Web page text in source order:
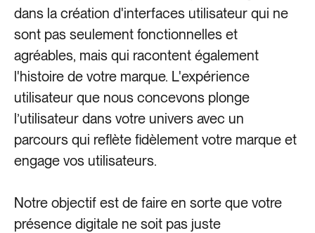
dans la création d'interfaces utilisateur qui ne
sont pas seulement fonctionnelles et
agréables, mais qui racontent également
l'histoire de votre marque. L'expérience
utilisateur que nous concevons plonge
l’utilisateur dans votre univers avec un
parcours qui reflète fidèlement votre marque et
engage vos utilisateurs.
Notre objectif est de faire en sorte que votre
présence digitale ne soit pas juste